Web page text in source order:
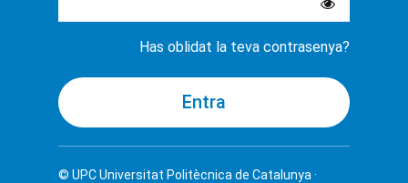
Has oblidat la teva contrasenya?
© UPCUniversitat Politècnica de Catalunya ·